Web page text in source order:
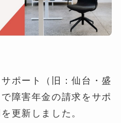
ポート（旧：仙台・盛
障害年金の請求をサポ
更新しました。